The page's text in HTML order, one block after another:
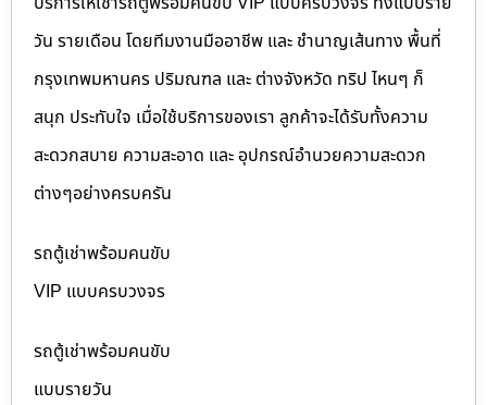
วัน รายเดือน โดยทีมงานมืออาชีพ และ ชำนาญเส้นทาง พื้นที่
กรุงเทพมหานคร ปริมณฑล และ ต่างจังหวัด ทริป ไหนๆ ก็
สนุก ประทับใจ เมื่อใช้บริการของเรา ลูกค้าจะได้รับทั้งความ
สะดวกสบาย ความสะอาด และ อุปกรณ์อำนวยความสะดวก
ต่างๆอย่างครบครัน
รถตู้เช่าพร้อมคนขับ
VIP แบบครบวงจร
รถตู้เช่าพร้อมคนขับ
แบบรายวัน